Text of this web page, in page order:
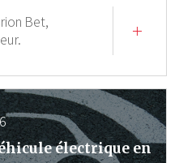
Bet,
électrique en